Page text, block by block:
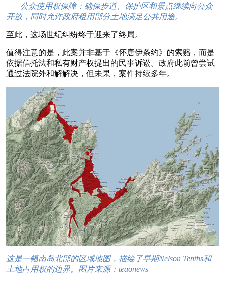
——公众使用权保障：确保步道、保护区和景点继续向公众
开放，同时允许政府租用部分土地满足公共用途。
至此，这场世纪纠纷终于迎来了终局。
值得注意的是，此案并非基于《怀唐伊条约》的索赔，而是
依据信托法和私有财产权提出的民事诉讼。政府此前曾尝试
通过法院外和解解决，但未果，案件持续多年。
这是一幅南岛北部的区域地图，描绘了早期Nelson Tenths和
土地占用权的边界。图片来源：teaonews